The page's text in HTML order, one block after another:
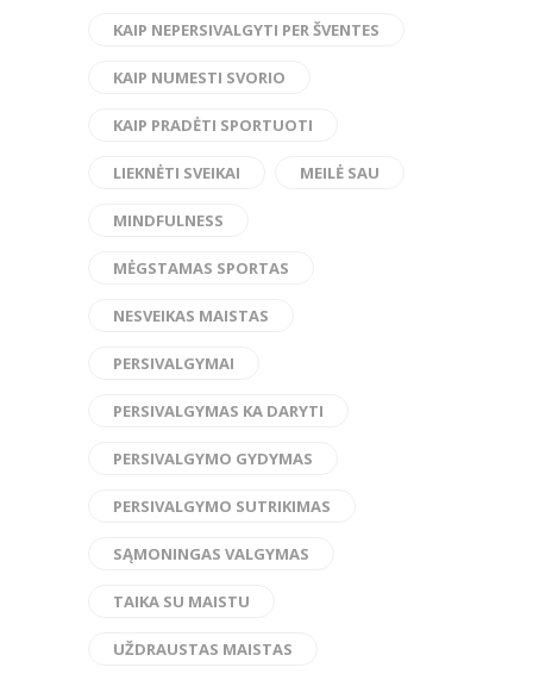
KAIP NEPERSIVALGYTI PER ŠVENTES
KAIP NUMESTI SVORIO
KAIP PRADĖTI SPORTUOTI
LIEKNĖTI SVEIKAI MEILĖ SAU
MINDFULNESS
MĖGSTAMAS SPORTAS
NESVEIKAS MAISTAS
PERSIVALGYMAI
PERSIVALGYMAS KA DARYTI
PERSIVALGYMO GYDYMAS
PERSIVALGYMO SUTRIKIMAS
SĄMONINGAS VALGYMAS
TAIKA SU MAISTU
UŽDRAUSTAS MAISTAS